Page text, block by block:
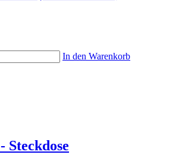
In den Warenkorb
Steckdose